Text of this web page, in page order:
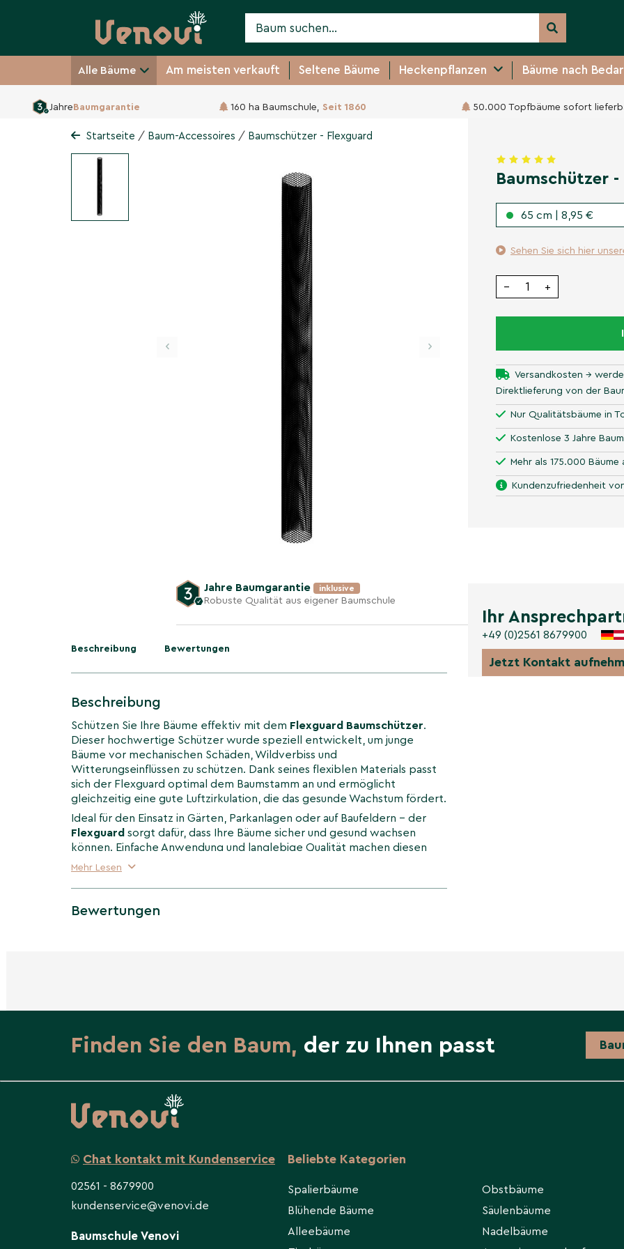
Alle Bäume Am meisten verkauft Seltene Bäume Heckenpflanzen Bäume nach
JahreBaumgarantie 160 ha Baumschule, Seit 1860 50.000 Topfbäume sofort
Startseite / Baum-Accessoires / Baumschützer - Flexguard
‹ ›
Jahre Baumgarantie inklusive
Robuste Qualität aus eigener Baumschule
Beschreibung Bewertungen
Beschreibung
Schützen Sie Ihre Bäume effektiv mit dem Flexguard Baumschützer.
Dieser hochwertige Schützer wurde speziell entwickelt, um junge
Bäume vor mechanischen Schäden, Wildverbiss und
Witterungseinflüssen zu schützen. Dank seines flexiblen Materials passt
sich der Flexguard optimal dem Baumstamm an und ermöglicht
gleichzeitig eine gute Luftzirkulation, die das gesunde Wachstum fördert.
Ideal für den Einsatz in Gärten, Parkanlagen oder auf Baufeldern – der
Flexguard sorgt dafür, dass Ihre Bäume sicher und gesund wachsen
können. Einfache Anwendung und langlebige Qualität machen diesen
Baumschützer zu einem unverzichtbaren Begleiter für Ihre Baumpflege.
Mehr Lesen
Bewertungen
Baumschützer
65 cm | 8,95 €
Sehen Sie sich hier
− +
Versandkosten →
Direktlieferung von der
Nur Qualitätsbäume in
Kostenlose 3 Jahre
Mehr als 175.000 Bäume
Kundenzufriedenheit
Ihr
+49 (0)2561 8679900
Jetzt Kontakt
Finden Sie den Baum, der zu Ihnen passt
Chat kontakt mit Kundenservice
02561 - 8679900
kundenservice@venovi.de
Baumschule Venovi
Beliebte Kategorien
Spalierbäume
Blühende Bäume
Alleebäume
Obstbäume
Säulenbäume
Nadelbäume